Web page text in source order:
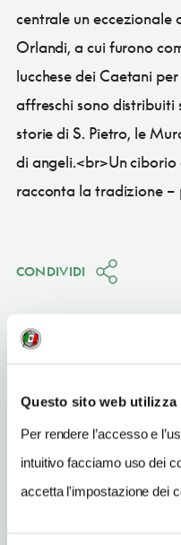
Questo sito web utilizza
Per rendere l’accesso e
intuitivo facciamo uso dei
accetta l'impostazione dei
centrale un eccezionale
Orlandi, a cui furono
lucchese dei Caetani
affreschi sono
storie di S. Pietro, le
di angeli.<br>Un
racconta la tradizione –
CONDIVIDI
Pisa (PI)
Vedi su Google Maps
SITO WEB